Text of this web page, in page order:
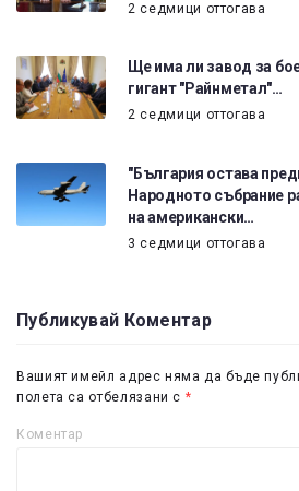
2 седмици оттогава
Ще има ли завод за
гигант "Райнметал"…
2 седмици оттогава
"България остава
Народното събрание
на американски…
3 седмици оттогава
Публикувай Коментар
Вашият имейл адрес няма да бъде
полета са отбелязани с *
Коментар